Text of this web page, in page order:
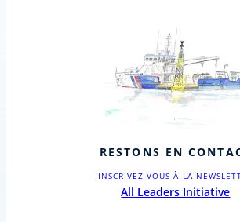
RESTONS EN
INSCRIVEZ-VOUS À LA
All Leaders Initiative